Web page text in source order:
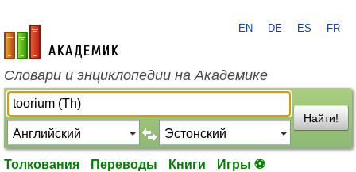
academic.ru
EN DE ES FR
Словари и энциклопедии на Академике
Найти!
Толкования Переводы Книги Игры ⚽